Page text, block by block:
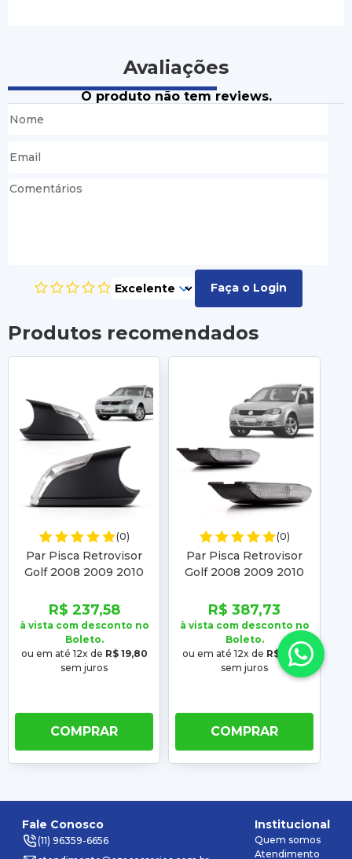
Avaliações
O produto não tem reviews.
Faça o Login
Produtos recomendados
(0)
Par Pisca Retrovisor
Golf 2008 2009 2010
2008 2009 2010 2011
2012
R$ 237,58
à vista com desconto no
Boleto.
ou em até 12x de R$ 19,80
sem juros
COMPRAR
(0)
Par Pisca Retrovisor
Golf 2008 2009 2010
2008 2009 2010 2011
2012 Com Chicote
R$ 387,73
à vista com desconto no
Boleto.
ou em até 12x de R$ 32,31
sem juros
COMPRAR
Fale Conosco
(11) 96359-6656
Institucional
Quem somos
Atendimento